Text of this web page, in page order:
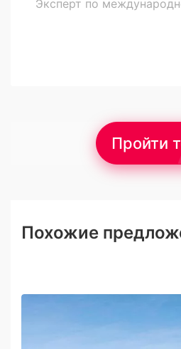
Эксперт по
Пройти
Похожие